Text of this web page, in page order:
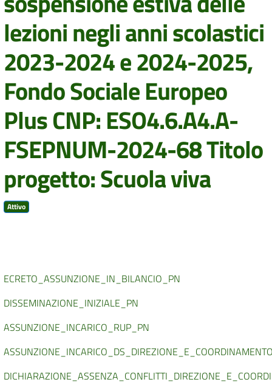
lezioni negli anni scolastici
2023-2024 e 2024-2025,
Fondo Sociale Europeo
Plus CNP: ESO4.6.A4.A-
FSEPNUM-2024-68 Titolo
progetto: Scuola viva
Attivo
ECRETO_ASSUNZIONE_IN_BILANCIO_PN
DISSEMINAZIONE_INIZIALE_PN
ASSUNZIONE_INCARICO_RUP_PN